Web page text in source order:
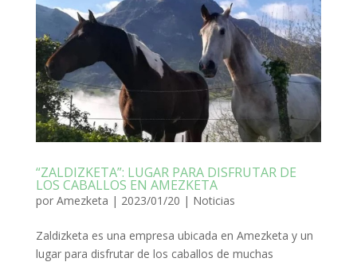
“ZALDIZKETA”: LUGAR PARA DISFRUTAR DE
LOS CABALLOS EN AMEZKETA
por Amezketa | 2023/01/20 | Noticias
Zaldizketa es una empresa ubicada en Amezketa y un
lugar para disfrutar de los caballos de muchas